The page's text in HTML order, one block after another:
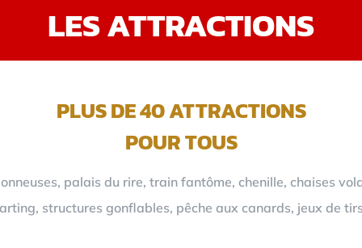
LES ATTRACTIONS
PLUS DE 40 ATTRACTIONS
POUR TOUS
palais du rire, train fantôme, chenille, chaises
structures gonflables, pêche aux canards, jeux de